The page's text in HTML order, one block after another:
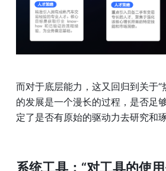
而对于底层能力，这又回归到关于“
的发展是一个漫长的过程，是否足
定了是否有原始的驱动力去研究和琢
系统工具：“对工具的使